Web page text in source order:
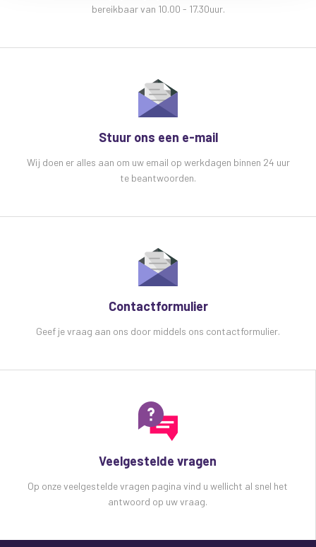
bereikbaar van 10.00 - 17.30uur.
Stuur ons een e-mail
Wij doen er alles aan om uw email op werkdagen binnen 24 uur
te beantwoorden.
Contactformulier
Geef je vraag aan ons door middels ons contactformulier.
Veelgestelde vragen
Op onze veelgestelde vragen pagina vind u wellicht al snel het
antwoord op uw vraag.